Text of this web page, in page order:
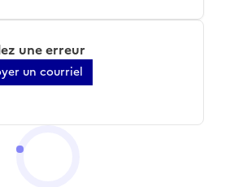
une erreur
un courriel